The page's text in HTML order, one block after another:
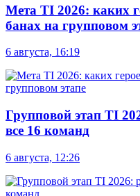
Мета TI 2026: каких
банах на групповом
6 августа, 16:19
Групповой этап TI
все 16 команд
6 августа, 12:26